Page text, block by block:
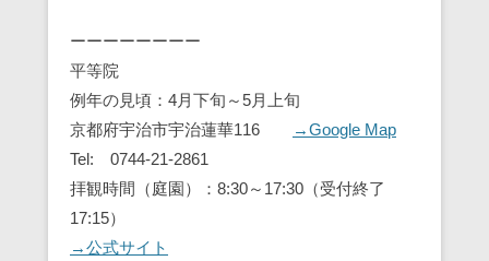
ーーーーーーーー
平等院
例年の見頃：4月下旬～5月上旬
京都府宇治市宇治蓮華116
→Google Map
Tel: 0744-21-2861
拝観時間（庭園）：8:30～17:30（受付終了
17:15）
→公式サイト